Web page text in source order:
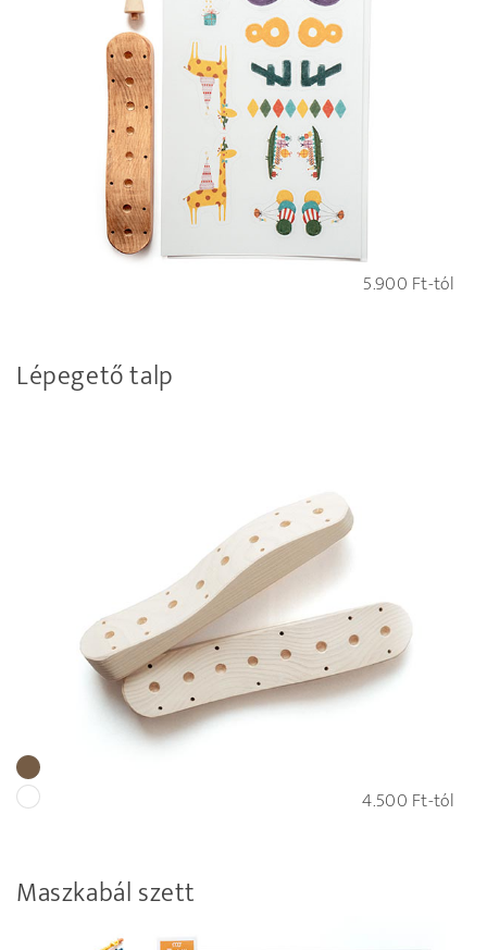
5.900 Ft-tól
Lépegető talp
4.500 Ft-tól
Maszkabál szett